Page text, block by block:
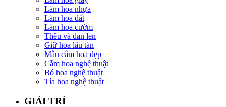
Làm hoa nhựa
Làm hoa đất
Làm hoa cườm
Thêu và đan len
Giữ hoa lâu tàn
Mẫu cắm hoa đẹp
Cắm hoa nghệ thuật
Bó hoa nghệ thuật
Tỉa hoa nghệ thuật
GIẢI TRÍ